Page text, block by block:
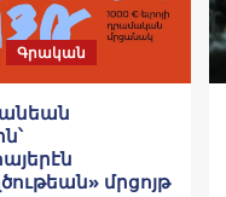
Գրական
մրցոյթ